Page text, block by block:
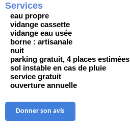
Services
eau propre
vidange cassette
vidange eau usée
borne : artisanale
nuit
parking gratuit, 4 places estimées
sol instable en cas de pluie
service gratuit
ouverture annuelle
Donner son avis